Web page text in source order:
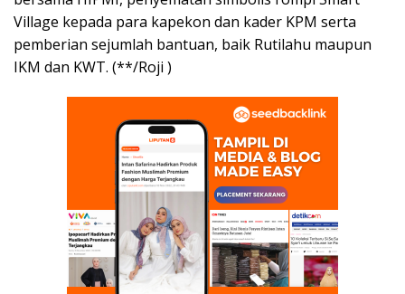
Village kepada para kapekon dan kader KPM serta
pemberian sejumlah bantuan, baik Rutilahu maupun
IKM dan KWT. (**/Roji )